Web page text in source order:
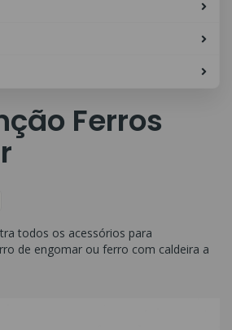
Ferros
todos os acessórios para
de engomar ou ferro com caldeira a